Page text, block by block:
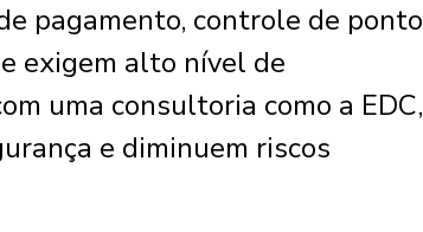
pagamento, controle de ponto
exigem alto nível de
uma consultoria como a EDC,
e diminuem riscos